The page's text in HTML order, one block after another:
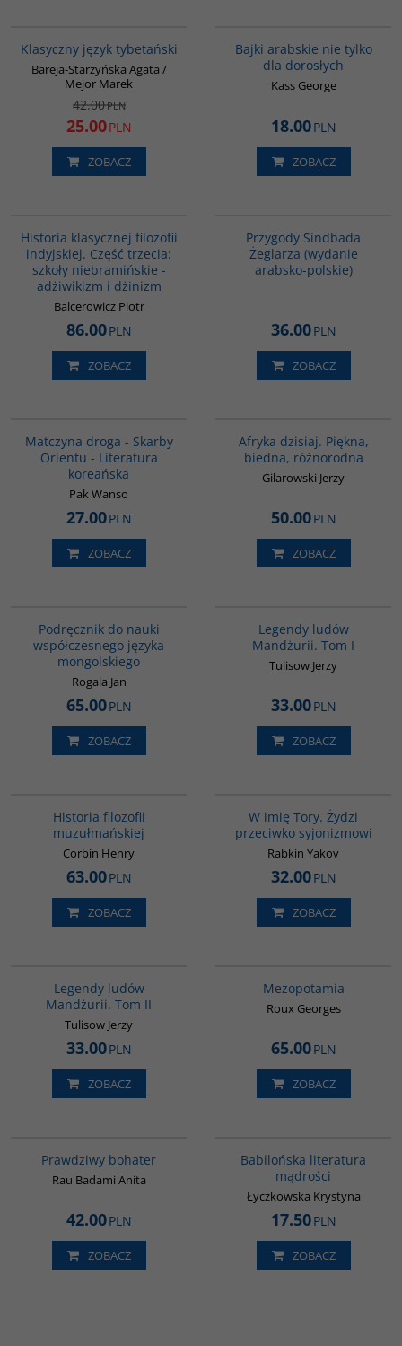
Klasyczny język tybetański
Bareja-Starzyńska Agata /
Mejor Marek
42.00PLN
25.00PLN
ZOBACZ
Bajki arabskie nie tylko
dla dorosłych
Kass George
18.00PLN
ZOBACZ
Historia klasycznej filozofii
indyjskiej. Część trzecia:
szkoły niebramińskie -
adżiwikizm i dżinizm
Balcerowicz Piotr
86.00PLN
ZOBACZ
Przygody Sindbada
Żeglarza (wydanie
arabsko-polskie)
36.00PLN
ZOBACZ
Matczyna droga - Skarby
Orientu - Literatura
koreańska
Pak Wanso
27.00PLN
ZOBACZ
Afryka dzisiaj. Piękna,
biedna, różnorodna
Gilarowski Jerzy
50.00PLN
ZOBACZ
Podręcznik do nauki
współczesnego języka
mongolskiego
Rogala Jan
65.00PLN
ZOBACZ
Legendy ludów
Mandżurii. Tom I
Tulisow Jerzy
33.00PLN
ZOBACZ
Historia filozofii
muzułmańskiej
Corbin Henry
63.00PLN
ZOBACZ
W imię Tory. Żydzi
przeciwko syjonizmowi
Rabkin Yakov
32.00PLN
ZOBACZ
Legendy ludów
Mandżurii. Tom II
Tulisow Jerzy
33.00PLN
ZOBACZ
Mezopotamia
Roux Georges
65.00PLN
ZOBACZ
Prawdziwy bohater
Rau Badami Anita
42.00PLN
ZOBACZ
Babilońska literatura
mądrości
Łyczkowska Krystyna
17.50PLN
ZOBACZ